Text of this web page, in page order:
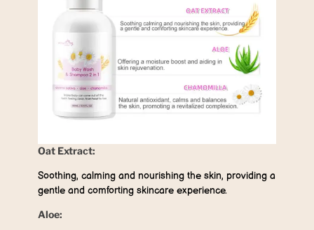
Oat Extract:
Soothing, calming and nourishing the skin, providing a
gentle and comforting skincare experience.
Aloe: